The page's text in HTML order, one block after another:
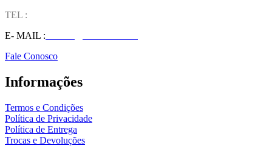
TEL :
E- MAIL :
Fale Conosco
Informações
Termos e Condições
Política de Privacidade
Política de Entrega
Trocas e Devoluções